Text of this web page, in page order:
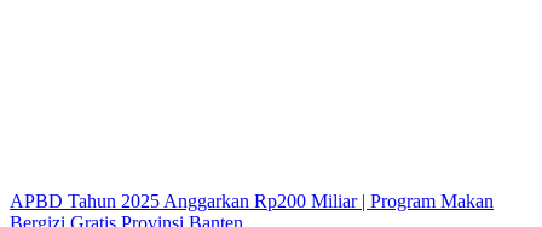
APBD Tahun 2025 Anggarkan Rp200 Miliar | Program Makan
Bergizi Gratis Provinsi Banten